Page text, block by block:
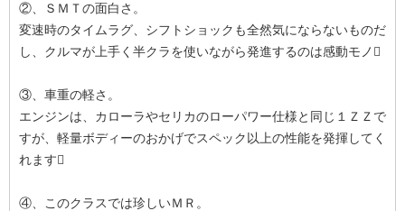
②、ＳＭＴの面白さ。
変速時のタイムラグ、シフトショックも全然気にならないものだ
し、クルマが上手く半クラを使いながら発進するのは感動モノ
③、車重の軽さ。
エンジンは、カローラやセリカのローパワー仕様と同じ１ＺＺで
すが、軽量ボディーのおかげでスペック以上の性能を発揮してく
れます
④、このクラスでは珍しいＭＲ。